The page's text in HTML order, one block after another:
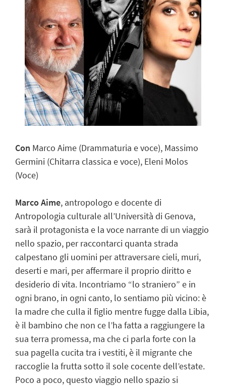
Con Marco Aime (Drammaturia e voce), Massimo
Germini (Chitarra classica e voce), Eleni Molos
(Voce)
Marco Aime, antropologo e docente di
Antropologia culturale all’Università di Genova,
sarà il protagonista e la voce narrante di un viaggio
nello spazio, per raccontarci quanta strada
calpestano gli uomini per attraversare cieli, muri,
deserti e mari, per affermare il proprio diritto e
desiderio di vita. Incontriamo “lo straniero” e in
ogni brano, in ogni canto, lo sentiamo più vicino: è
la madre che culla il figlio mentre fugge dalla Libia,
è il bambino che non ce l’ha fatta a raggiungere la
sua terra promessa, ma che ci parla forte con la
sua pagella cucita tra i vestiti, è il migrante che
raccoglie la frutta sotto il sole cocente dell’estate.
Poco a poco, questo viaggio nello spazio si